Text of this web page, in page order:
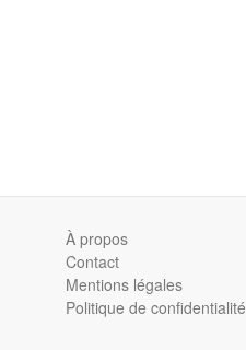
À propos
Contact
Mentions légales
Politique de confidentialité